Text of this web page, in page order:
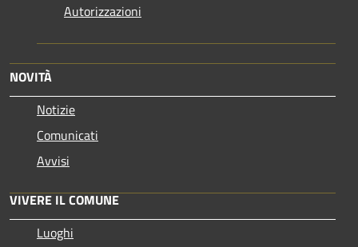
Autorizzazioni
NOVITÀ
Notizie
Comunicati
Avvisi
VIVERE IL COMUNE
Luoghi